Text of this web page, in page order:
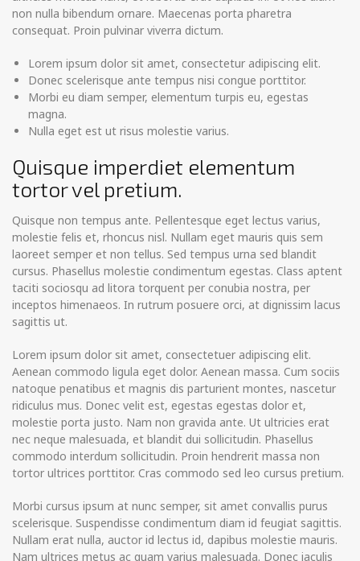
non nulla bibendum ornare. Maecenas porta pharetra
consequat. Proin pulvinar viverra dictum.
Lorem ipsum dolor sit amet, consectetur adipiscing elit.
Donec scelerisque ante tempus nisi congue porttitor.
Morbi eu diam semper, elementum turpis eu, egestas
magna.
Nulla eget est ut risus molestie varius.
Quisque imperdiet elementum
tortor vel pretium.
Quisque non tempus ante. Pellentesque eget lectus varius,
molestie felis et, rhoncus nisl. Nullam eget mauris quis sem
laoreet semper et non tellus. Sed tempus urna sed blandit
cursus. Phasellus molestie condimentum egestas. Class aptent
taciti sociosqu ad litora torquent per conubia nostra, per
inceptos himenaeos. In rutrum posuere orci, at dignissim lacus
sagittis ut.
Lorem ipsum dolor sit amet, consectetuer adipiscing elit.
Aenean commodo ligula eget dolor. Aenean massa. Cum sociis
natoque penatibus et magnis dis parturient montes, nascetur
ridiculus mus. Donec velit est, egestas egestas dolor et,
molestie porta justo. Nam non gravida ante. Ut ultricies erat
nec neque malesuada, et blandit dui sollicitudin. Phasellus
commodo interdum sollicitudin. Proin hendrerit massa non
tortor ultrices porttitor. Cras commodo sed leo cursus pretium.
Morbi cursus ipsum at nunc semper, sit amet convallis purus
scelerisque. Suspendisse condimentum diam id feugiat sagittis.
Nullam erat nulla, auctor id lectus id, dapibus molestie mauris.
Nam ultrices metus ac quam varius malesuada. Donec iaculis